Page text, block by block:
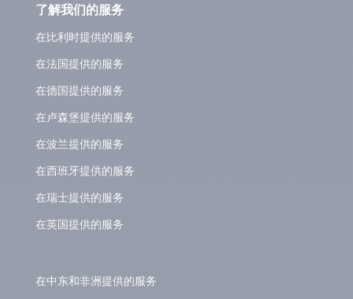
了解我们的服务
在比利时提供的服务
在法国提供的服务
在德国提供的服务
在卢森堡提供的服务
在波兰提供的服务
在西班牙提供的服务
在瑞士提供的服务
在英国提供的服务
在中东和非洲提供的服务